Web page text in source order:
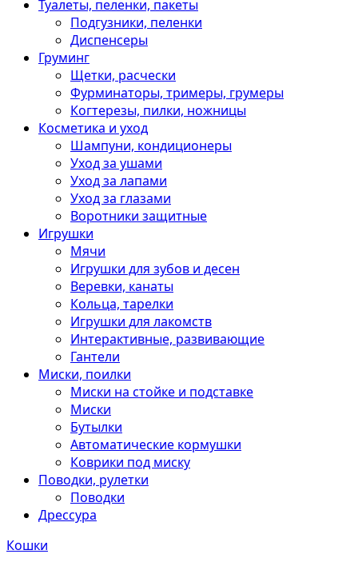
Туалеты, пеленки, пакеты
Подгузники, пеленки
Диспенсеры
Груминг
Щетки, расчески
Фурминаторы, тримеры, грумеры
Когтерезы, пилки, ножницы
Косметика и уход
Шампуни, кондиционеры
Уход за ушами
Уход за лапами
Уход за глазами
Воротники защитные
Игрушки
Мячи
Игрушки для зубов и десен
Веревки, канаты
Кольца, тарелки
Игрушки для лакомств
Интерактивные, развивающие
Гантели
Миски, поилки
Миски на стойке и подставке
Миски
Бутылки
Автоматические кормушки
Коврики под миску
Поводки, рулетки
Поводки
Дрессура
Кошки